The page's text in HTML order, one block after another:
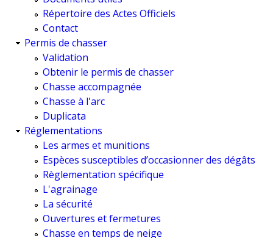
Répertoire des Actes Officiels
Contact
Permis de chasser
Validation
Obtenir le permis de chasser
Chasse accompagnée
Chasse à l'arc
Duplicata
Réglementations
Les armes et munitions
Espèces susceptibles d’occasionner des dégâts
Règlementation spécifique
L'agrainage
La sécurité
Ouvertures et fermetures
Chasse en temps de neige